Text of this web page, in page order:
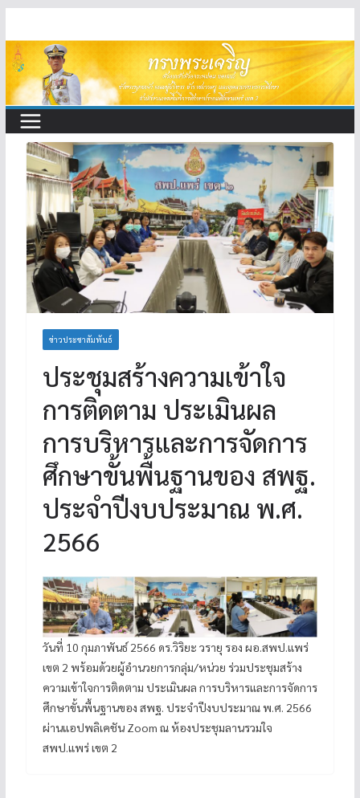
to
content
ข่าวประชาสัมพันธ์
ประชุมสร้างความเข้าใจ
การติดตาม ประเมินผล
การบริหารและการจัดการ
ศึกษาขั้นพื้นฐานของ สพฐ.
ประจำปีงบประมาณ พ.ศ.
2566
วันที่ 10 กุมภาพันธ์ 2566 ดร.วิริยะ วรายุ รอง ผอ.สพป.แพร่
เขต 2 พร้อมด้วยผู้อำนวยการกลุ่ม/หน่วย ร่วมประชุมสร้าง
ความเข้าใจการติดตาม ประเมินผล การบริหารและการจัดการ
ศึกษาขั้นพื้นฐานของ สพฐ. ประจำปีงบประมาณ พ.ศ. 2566
ผ่านแอปพลิเคชัน Zoom ณ ห้องประชุมลานรวมใจ
สพป.แพร่ เขต 2